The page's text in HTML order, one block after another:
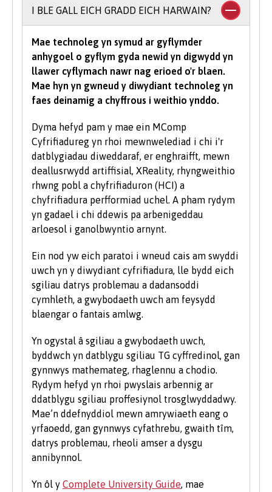
unigol am ragor o wybodaeth am gymwysterau
a dderbynnir).
I astudio cwrs gradd mae’n rhaid i chi gael
isafswm o bwyntiau tariff UCAS, gyda rhai
cyrsiau yn gofyn am raddau mewn pynciau
penodol. Yn dibynnu ar yr hyn yr hoffech ei
astudio gyda ni, efallai y bydd meini prawf
ychwanegol yn cael eu gosod - bydd y rhain
wedi eu nodi'n glir yn y gofynion mynediad
cwrs-benodol. Am eglurhad manwl o bwyntiau
tariff UCAS, ewch iwww.ucas.com.
Mae angen i bob myfyriwr feddu ar sgiliau
sylfaenol da ac mae'r Brifysgol hefyd yn gweld
gwerth mewn sgiliau TG a chyfathrebu.
Rydym yn derbyn myfyrwyr â phob math o
gymwysterau, profiadau a chefndiroedd ac yn
ystyried pob cais yn unigol. Fel rhan o bolisi’r
Brifysgol, rydym yn ystyried ceisiadau gan
ddarpar fyfyrwyr anabl ar yr un sail â phob
myfyriwr arall.
Rydym hefyd yn ystyried ceisiadau gan
ddysgwyr hŷn sydd â chymwysterau ansafonol
a/neu brofiad gwaith a all ddangos y
cymhelliant a'r ymrwymiad i astudio ar raglen
prifysgol. Rydym yn cofrestru nifer sylweddol o
fyfyrwyr hŷn bob blwyddyn. I gael rhagor o
wybodaeth am astudio fel myfyriwr hŷn, ewch
i’n hadran Astudio ym Mangor ar y wefan.
I BLE GALL EICH GRADD EICH HARWAIN?
Mae technoleg yn symud ar gyflymder
anhygoel o gyflym gyda newid yn digwydd yn
llawer cyflymach nawr nag erioed o'r blaen.
Mae hyn yn gwneud y diwydiant technoleg yn
faes deinamig a chyffrous i weithio ynddo.
Dyma hefyd pam y mae ein MComp
Cyfrifiadureg yn rhoi mewnwelediad i chi i'r
datblygiadau diweddaraf, er enghraifft, mewn
deallusrwydd artiffisial, XReality, rhyngweithio
rhwng pobl a chyfrifiaduron (HCI) a
chyfrifiadura perfformiad uchel. A pham rydym
yn gadael i chi ddewis pa arbenigeddau
arloesol i ganolbwyntio arnynt.
Ein nod yw eich paratoi i wneud cais am swyddi
uwch yn y diwydiant cyfrifiadura, lle bydd eich
sgiliau datrys problemau a dadansoddi
cymhleth, a gwybodaeth uwch am feysydd
blaengar o fantais amlwg.
Yn ogystal â sgiliau a gwybodaeth uwch,
byddwch yn datblygu sgiliau TG cyffredinol, gan
gynnwys mathemateg, rhaglennu a chodio.
Rydym hefyd yn rhoi pwyslais arbennig ar
ddatblygu sgiliau proffesiynol trosglwyddadwy.
Mae’n ddefnyddiol mewn amrywiaeth eang o
yrfaoedd, gan gynnwys cyfathrebu, gwaith tîm,
datrys problemau, rheoli amser a dysgu
annibynnol.
Yn ôl y Complete University Guide, mae